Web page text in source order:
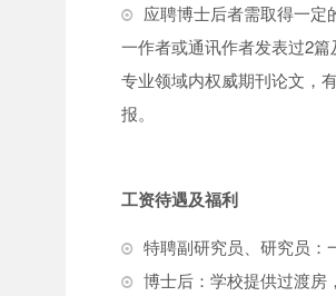
应聘博士后者需取得一
一作者或通讯作者发表过2
专业领域内权威期刊论文，
报。
工资待遇及福利
特聘副研究员、研究员：
博士后：学校提供过渡房